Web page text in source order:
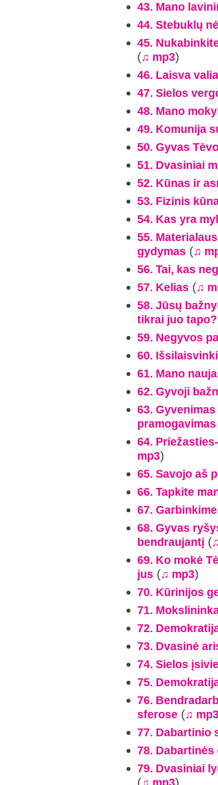
43. Mano
44. Stebuklų
45.
(♫ mp3)
46. Laisva valia
47. Sielos
48. Mano
49. Komunija
50. Gyvas
51. Dvasiniai
52. Kūnas ir
53. Fizinis
54. Kas yra
55.
gydymas (♫
56. Tai, kas
57. Kelias (♫
58. Jūsų
tikrai juo tapo?
59. Negyvos
60.
61. Mano
62. Gyvoji
63.
pramogavimas
64.
mp3)
65. Savojo aš
66. Tapkite
67.
68. Gyvas
bendraujantį (
69. Ko mokė
jus (♫ mp3)
70. Kūrinijos
71.
72.
73. Dvasinė
74. Sielos
75.
76.
sferose (♫
77. Dabartinio
78.
79. Dvasiniai
( )